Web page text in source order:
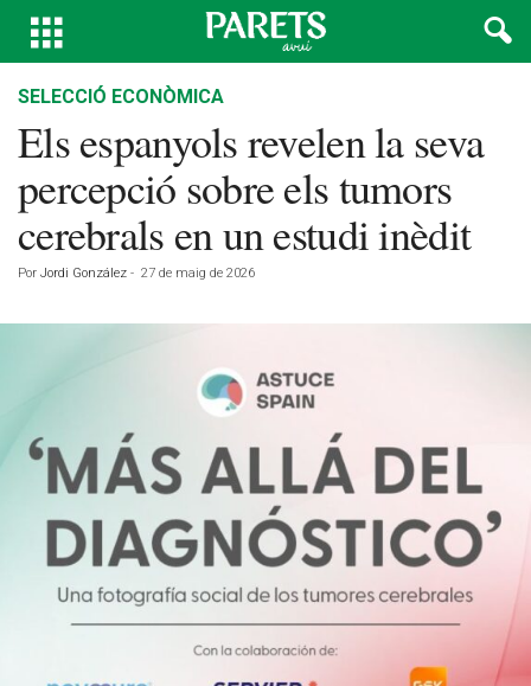
SELECCIÓ ECONÒMICA
Els espanyols revelen la seva
percepció sobre els tumors
cerebrals en un estudi inèdit
Por Jordi González - 27 de maig de 2026